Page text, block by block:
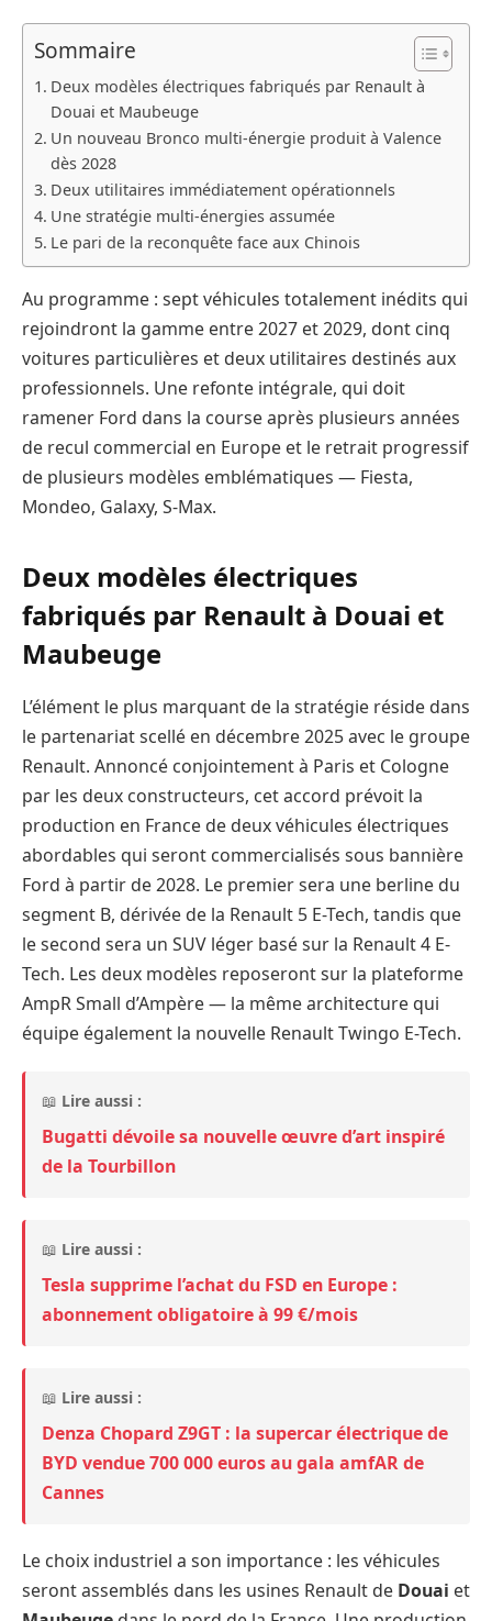
Sommaire
Deux modèles électriques fabriqués par Renault à
Douai et Maubeuge
Un nouveau Bronco multi-énergie produit à Valence
dès 2028
Deux utilitaires immédiatement opérationnels
Une stratégie multi-énergies assumée
Le pari de la reconquête face aux Chinois
Au programme : sept véhicules totalement inédits qui
rejoindront la gamme entre 2027 et 2029, dont cinq
voitures particulières et deux utilitaires destinés aux
professionnels. Une refonte intégrale, qui doit
ramener Ford dans la course après plusieurs années
de recul commercial en Europe et le retrait progressif
de plusieurs modèles emblématiques — Fiesta,
Mondeo, Galaxy, S-Max.
Deux modèles électriques
fabriqués par Renault à Douai et
Maubeuge
L’élément le plus marquant de la stratégie réside dans
le partenariat scellé en décembre 2025 avec le groupe
Renault. Annoncé conjointement à Paris et Cologne
par les deux constructeurs, cet accord prévoit la
production en France de deux véhicules électriques
abordables qui seront commercialisés sous bannière
Ford à partir de 2028. Le premier sera une berline du
segment B, dérivée de la Renault 5 E-Tech, tandis que
le second sera un SUV léger basé sur la Renault 4 E-
Tech. Les deux modèles reposeront sur la plateforme
AmpR Small d’Ampère — la même architecture qui
équipe également la nouvelle Renault Twingo E-Tech.
📖 Lire aussi :
Bugatti dévoile sa nouvelle œuvre d’art inspiré
de la Tourbillon
📖 Lire aussi :
Tesla supprime l’achat du FSD en Europe :
abonnement obligatoire à 99 €/mois
📖 Lire aussi :
Denza Chopard Z9GT : la supercar électrique de
BYD vendue 700 000 euros au gala amfAR de
Cannes
Le choix industriel a son importance : les véhicules
seront assemblés dans les usines Renault de Douai et